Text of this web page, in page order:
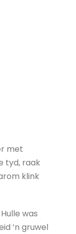
met
tyd, raak
klink
was
’n gruwel